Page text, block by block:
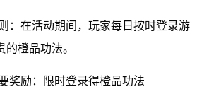
：在活动期间，玩家每日按时登录游
橙品功法。
奖励：限时登录得橙品功法